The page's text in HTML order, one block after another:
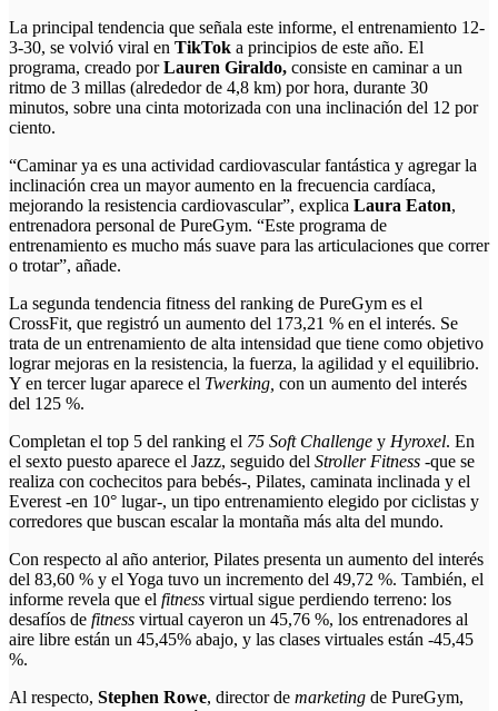
La principal tendencia que señala este informe, el entrenamiento 12-
3-30, se volvió viral en TikTok a principios de este año. El
programa, creado porLauren Giraldo, consiste en caminar a un
ritmo de 3 millas (alrededor de 4,8 km) por hora, durante 30
minutos, sobre una cinta motorizada con una inclinación del 12 por
ciento.
“Caminar ya es una actividad cardiovascular fantástica y agregar la
inclinación crea un mayor aumento en la frecuencia cardíaca,
mejorando la resistencia cardiovascular”, explica Laura Eaton,
entrenadora personal de PureGym. “Este programa de
entrenamiento es mucho más suave para las articulaciones que correr
o trotar”, añade.
La segunda tendencia fitness del ranking de PureGym es el
CrossFit, que registró un aumento del 173,21 % en el interés. Se
trata de un entrenamiento de alta intensidad que tiene como objetivo
lograr mejoras en la resistencia, la fuerza, la agilidad y el equilibrio.
Y en tercer lugar aparece el Twerking, con un aumento del interés
del 125 %.
Completan el top 5 del ranking el 75 Soft Challenge y Hyroxel. En
el sexto puesto aparece el Jazz, seguido del Stroller Fitness -que se
realiza con cochecitos para bebés-, Pilates, caminata inclinada y el
Everest -en 10° lugar-, un tipo entrenamiento elegido por ciclistas y
corredores que buscan escalar la montaña más alta del mundo.
Con respecto al año anterior, Pilates presenta un aumento del interés
del 83,60 % y el Yoga tuvo un incremento del 49,72 %. También, el
informe revela que el fitness virtual sigue perdiendo terreno: los
desafíos de fitness virtual cayeron un 45,76 %, los entrenadores al
aire libre están un 45,45% abajo, y las clases virtuales están -45,45
%.
Al respecto, Stephen Rowe, director de marketing de PureGym,